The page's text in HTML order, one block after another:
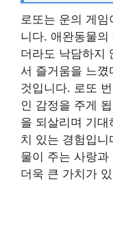
로또는 운의 게
니다. 애완동물
더라도 낙담하지
서 즐거움을 느
것입니다. 로또
인 감정을 주게
을 되살리며 기
치 있는 경험입
물이 주는 사랑
더욱 큰 가치가